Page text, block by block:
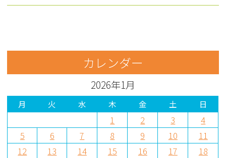
カレンダー
2026年1月
月 火 水 木 金 土 日
1 2 3
4
5
6 7 8 9 10
11
12
13 14 15 16 17
18